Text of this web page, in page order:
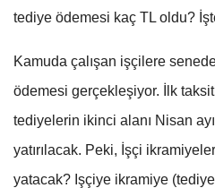
tediye ödemesi kaç TL oldu?
Kamuda çalışan işçilere
ödemesi gerçekleşiyor. İlk
tediyelerin ikinci alanı Nisan
yatırılacak. Peki, İşçi
yatacak? Işçiye ikramiye